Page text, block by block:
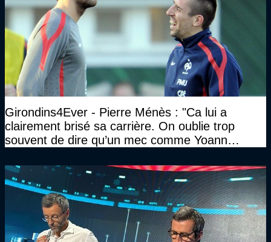
Girondins4Ever - Pierre Ménès : "Ca lui a
clairement brisé sa carrière. On oublie trop
souvent de dire qu’un mec comme Yoann